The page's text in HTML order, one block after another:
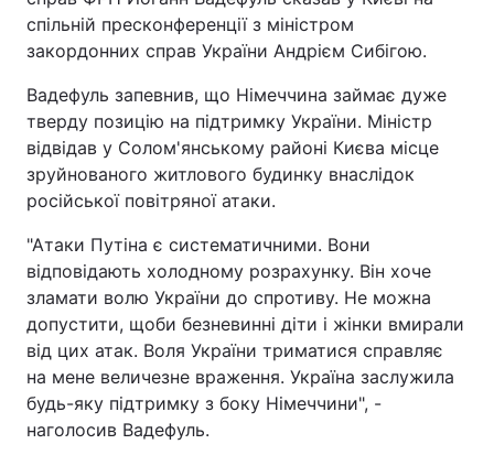
спільній пресконференції з міністром
закордонних справ України Андрієм Сибігою.
Вадефуль запевнив, що Німеччина займає дуже
тверду позицію на підтримку України. Міністр
відвідав у Солом'янському районі Києва місце
зруйнованого житлового будинку внаслідок
російської повітряної атаки.
"Атаки Путіна є систематичними. Вони
відповідають холодному розрахунку. Він хоче
зламати волю України до спротиву. Не можна
допустити, щоби безневинні діти і жінки вмирали
від цих атак. Воля України триматися справляє
на мене величезне враження. Україна заслужила
будь-яку підтримку з боку Німеччини", -
наголосив Вадефуль.